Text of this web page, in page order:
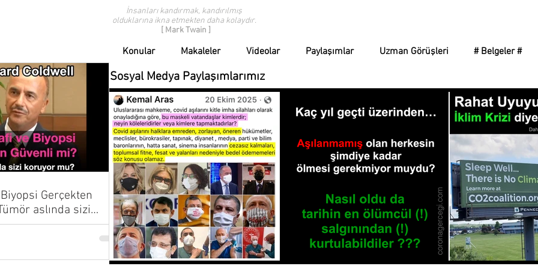
İnsanları kandırmak, kandırılmış
olduklarına ikna etmekten daha kolaydır.
[ Mark Twain ]
Konular Makaleler Videolar Paylaşımlar Uzman Görüşleri # Belgeler #
Sosyal Medya Paylaşımlarımız
Gerçekten